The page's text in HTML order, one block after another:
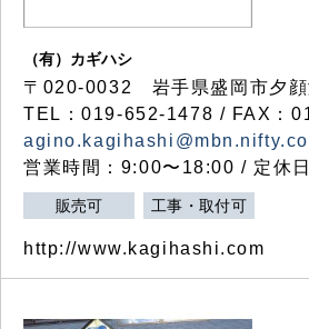
（有）カギハシ
〒020-0032 岩手県盛岡市夕
TEL：019-652-1478 / FAX：
営業時間：9:00〜18:00 / 定休
販売可 工事・取付可
http://www.kagihashi.com